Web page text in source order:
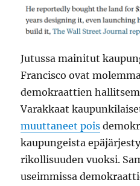
Jutussa mainitut
Francisco ovat
demokraattien
Varakkaat
muuttaneet pois
kaupungeista
rikollisuuden vuoksi.
useimmissa